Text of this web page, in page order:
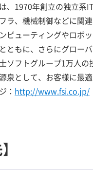
、1970年創立の独立系
ラ、機械制御などに関
ピューティングやロボ
ともに、さらにグロー
ソフトグループ1万人
泉として、お客様に最
： http://www.fsi.co.jp/